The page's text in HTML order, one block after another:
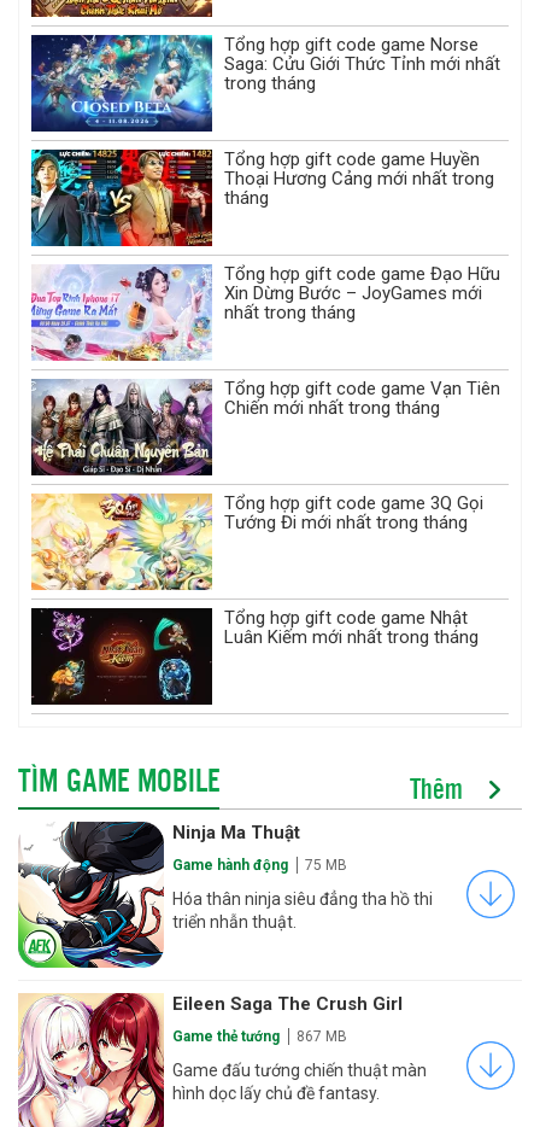
Tổng hợp gift code game Norse
Saga: Cửu Giới Thức Tỉnh mới nhất
trong tháng
Tổng hợp gift code game Huyền
Thoại Hương Cảng mới nhất trong
tháng
Tổng hợp gift code game Đạo Hữu
Xin Dừng Bước – JoyGames mới
nhất trong tháng
Tổng hợp gift code game Vạn Tiên
Chiến mới nhất trong tháng
Tổng hợp gift code game 3Q Gọi
Tướng Đi mới nhất trong tháng
Tổng hợp gift code game Nhật
Luân Kiếm mới nhất trong tháng
TÌM GAME MOBILE Thêm
Ninja Ma Thuật
Game hành động 75 MB
Hóa thân ninja siêu đẳng tha hồ thi
triển nhẫn thuật.
Eileen Saga The Crush Girl
Game thẻ tướng 867 MB
Game đấu tướng chiến thuật màn
hình dọc lấy chủ đề fantasy.